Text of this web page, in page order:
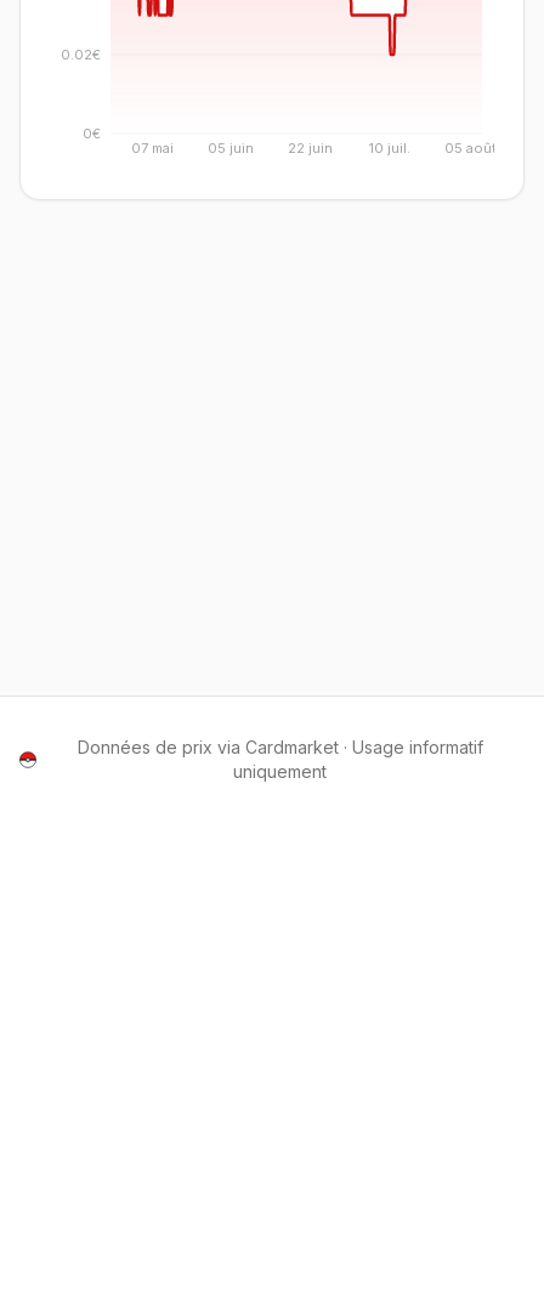
07 mai 05 juin 22 juin 10 juil. 05 août
0€
0.02€
Données de prix via Cardmarket · Usage informatif
uniquement